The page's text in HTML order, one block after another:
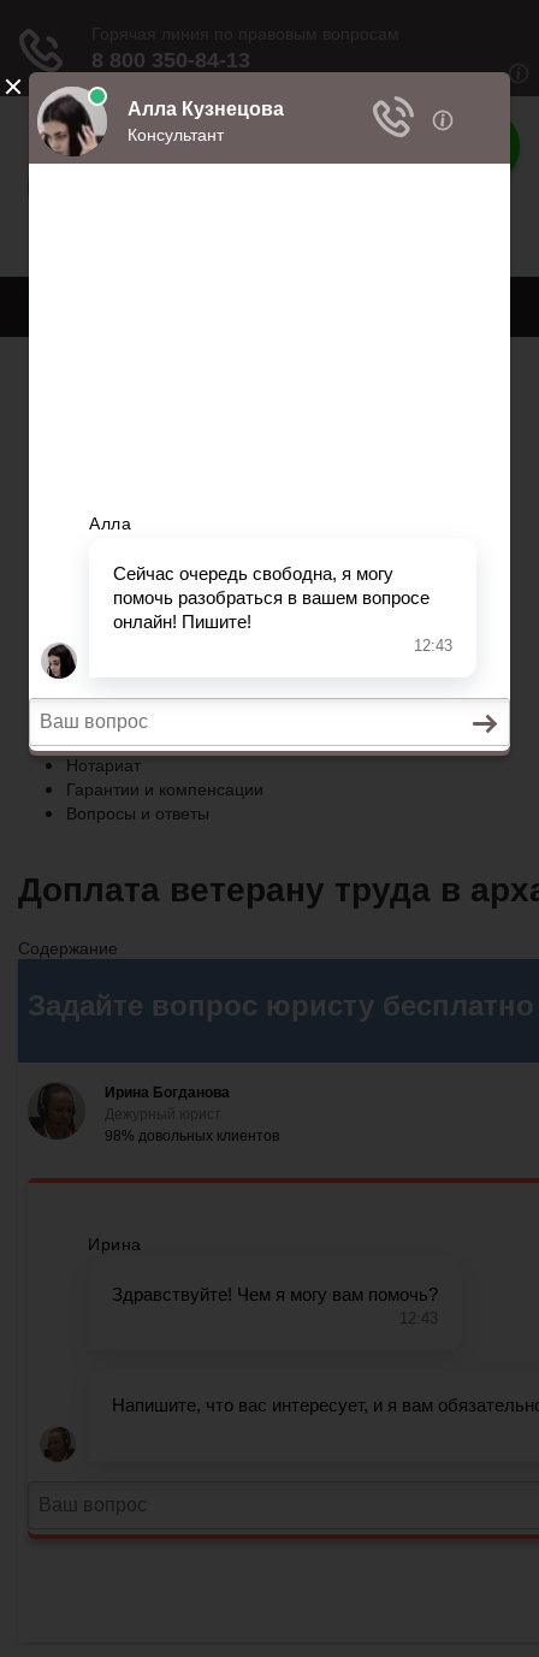
Права
Нотариат
Гарантии и компенсации
Вопросы и ответы
Главная
Право собственности
Регистрация автомобиля
Нотариат
Гарантии и компенсации
Вопросы и ответы
Доплата ветерану труда в
Содержание